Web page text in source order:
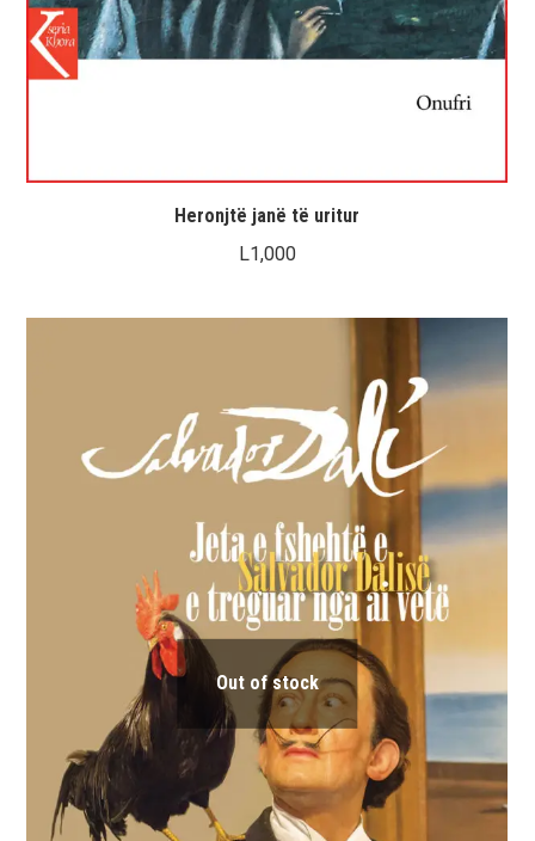
Heronjtë janë të uritur
L1,000
Out of stock